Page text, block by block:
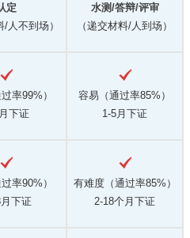
定
/人不到场）
水测/答辩/评审
（递交材料/人到场）
率99%）
下证
容易（通过率85%）
1-5月下证
率90%）
下证
有难度（通过率85%）
2-18个月下证